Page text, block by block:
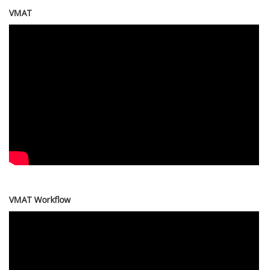
VMAT
VMAT Workflow